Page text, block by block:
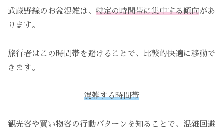
武蔵野線のお盆混雑は、 特定の時間帯に集中する傾向があ
ります。
旅行者はこの時間帯を避けることで、比較的快適に移動で
きます。
混雑する時間帯
観光客や買い物客の行動パターンを知ることで、混雑回避